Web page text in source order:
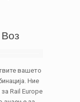
вашето
Ние
Rail Europe